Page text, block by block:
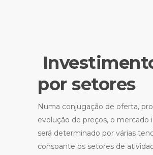
por setores
Numa conjugação de oferta,
evolução de preços, o mercado
será determinado por várias
consoante os setores de